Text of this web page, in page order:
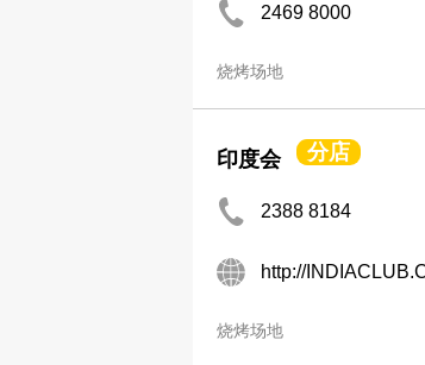
2469 8000
烧烤场地
印度会 分店
2388 8184
http://
烧烤场地